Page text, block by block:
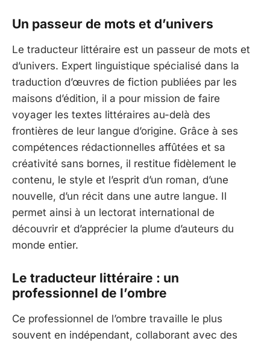
Un passeur de mots et d’univers
Le traducteur littéraire est un passeur de mots et
d’univers. Expert linguistique spécialisé dans la
traduction d’œuvres de fiction publiées par les
maisons d’édition, il a pour mission de faire
voyager les textes littéraires au-delà des
frontières de leur langue d’origine. Grâce à ses
compétences rédactionnelles affûtées et sa
créativité sans bornes, il restitue fidèlement le
contenu, le style et l’esprit d’un roman, d’une
nouvelle, d’un récit dans une autre langue. Il
permet ainsi à un lectorat international de
découvrir et d’apprécier la plume d’auteurs du
monde entier.
Le traducteur littéraire : un
professionnel de l’ombre
Ce professionnel de l’ombre travaille le plus
souvent en indépendant, collaborant avec des